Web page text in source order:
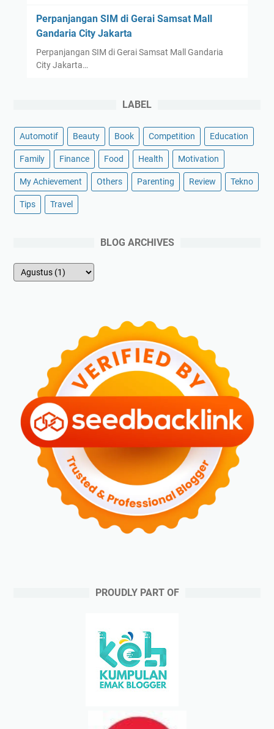
Perpanjangan SIM di Gerai Samsat Mall
Gandaria City Jakarta
Perpanjangan SIM di Gerai Samsat Mall Gandaria
City Jakarta…
LABEL
Automotif Beauty Book Competition Education
Family Finance Food Health Motivation
My Achievement Others Parenting Review Tekno
Tips Travel
BLOG ARCHIVES
PROUDLY PART OF